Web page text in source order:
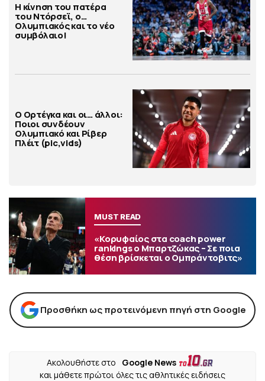
Η κίνηση του πατέρα
του Ντόρσεϊ, ο…
Ολυμπιακός και το νέο
συμβόλαιο!
Ο Ορτέγκα και οι… άλλοι:
Ποιοι συνδέουν
Ολυμπιακό και Ρίβερ
Πλέιτ (pic,vids)
MUST READ
«Κορυφαίος στα coach power
rankings ο Μπαρτζώκας – Σε ποια
θέση βρίσκεται ο Ομπράντοβιτς»
Προσθήκη ως προτεινόμενη πηγή στη Google
Ακολουθήστε στο
Google News
και μάθετε πρώτοι όλες τις αθλητικές ειδήσεις